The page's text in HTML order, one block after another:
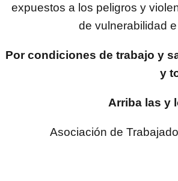
expuestos a los peligros y
de vulnerabilidad
Por condiciones de trabajo y
y
Arriba las y
Asociación de